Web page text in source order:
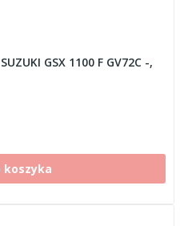
GSX 1100 F GV72C -,
koszyka